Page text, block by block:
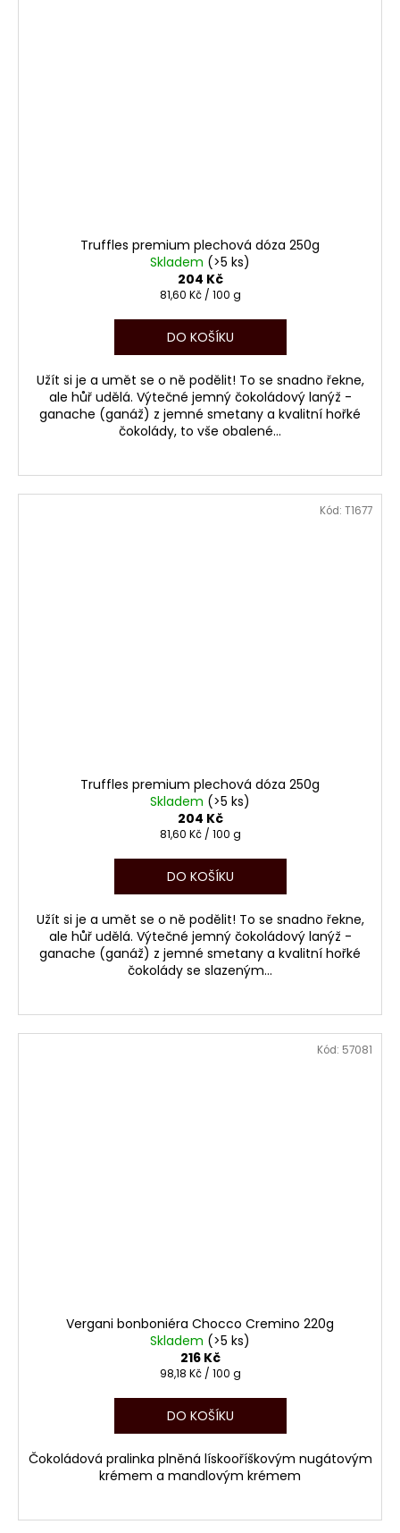
Truffles premium plechová dóza 250g
Skladem (>5 ks)
204 Kč
Měrná
81,60 Kč / 100 g
DO KOŠÍKU
Užít si je a umět se o ně podělit! To se snadno řekne,
ale hůř udělá. Výtečné jemný čokoládový lanýž -
ganache (ganáž) z jemné smetany a kvalitní hořké
čokolády, to vše obalené...
Truffles premium plechová dóza 250g
Skladem (>5 ks)
204 Kč
Měrná
81,60 Kč / 100 g
DO KOŠÍKU
Užít si je a umět se o ně podělit! To se snadno řekne,
ale hůř udělá. Výtečné jemný čokoládový lanýž -
ganache (ganáž) z jemné smetany a kvalitní hořké
čokolády se slazeným...
Kód: T1677
Vergani bonboniéra Chocco Cremino 220g
Skladem (>5 ks)
216 Kč
Měrná
98,18 Kč / 100 g
DO KOŠÍKU
Čokoládová pralinka plněná lískooříškovým nugátovým
krémem a mandlovým krémem
Kód: 57081